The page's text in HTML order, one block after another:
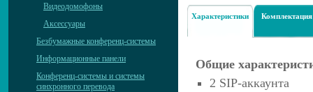
Видеодомофоны
Аксессуары
Безбумажные конференц-системы
Информационные панели
Конференц-системы и системы
синхронного перевода
Характеристики Комплектация
Общие
2 SIP-аккаунта